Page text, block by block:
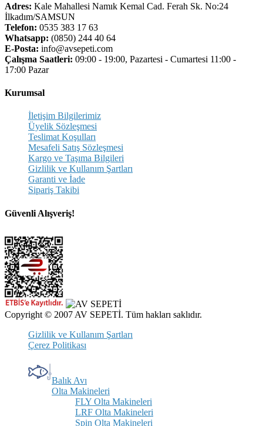
Adres: Kale Mahallesi Namık Kemal Cad. Ferah Sk. No:24
İlkadım/SAMSUN
Telefon: 0535 383 17 63
Whatsapp: (0850) 244 40 64
E-Posta: info@avsepeti.com
Çalışma Saatleri: 09:00 - 19:00, Pazartesi - Cumartesi 11:00 -
17:00 Pazar
Kurumsal
İletişim Bilgilerimiz
Üyelik Sözleşmesi
Teslimat Koşulları
Mesafeli Satış Sözleşmesi
Kargo ve Taşıma Bilgileri
Gizlilik ve Kullanım Şartları
Garanti ve İade
Sipariş Takibi
Güvenli Alışveriş!
Copyright © 2007 AV SEPETİ. Tüm hakları saklıdır.
Gizlilik ve Kullanım Şartları
Çerez Politikası
Balık Avı
Olta Makineleri
FLY Olta Makineleri
LRF Olta Makineleri
Spin Olta Makineleri